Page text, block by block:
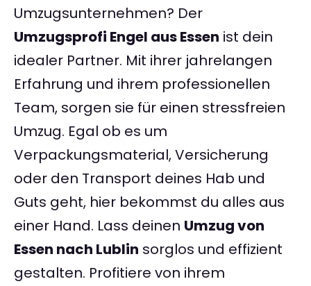
Umzugsunternehmen? Der
Umzugsprofi Engel aus Essen ist dein
idealer Partner. Mit ihrer jahrelangen
Erfahrung und ihrem professionellen
Team, sorgen sie für einen stressfreien
Umzug. Egal ob es um
Verpackungsmaterial, Versicherung
oder den Transport deines Hab und
Guts geht, hier bekommst du alles aus
einer Hand. Lass deinen Umzug von
Essen nach Lublin sorglos und effizient
gestalten. Profitiere von ihrem